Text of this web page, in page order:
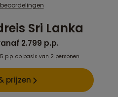
beoordelingen
Sri Lanka
2.799 p.p.
p.p. op basis van 2 personen
prijzen